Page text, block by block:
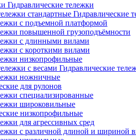
Гидравлические тележки
Гидравлические
с подъемной платформой
повышенной грузоподъёмности
с длинными вилами
с короткими вилами
низкопрофильные
Гидравлические
ножничные
для рулонов
специализированные
широковильные
низкопрофильные
для агрессивных сред
с различной длиной и шириной